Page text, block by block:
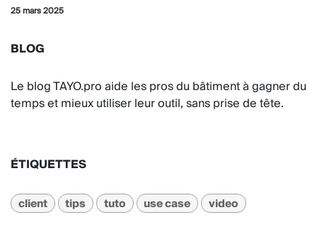
25 mars 2025
BLOG
Le blog TAYO.pro aide les pros du bâtiment à gagner du
temps et mieux utiliser leur outil, sans prise de tête.
ÉTIQUETTES
client tips tuto use case video